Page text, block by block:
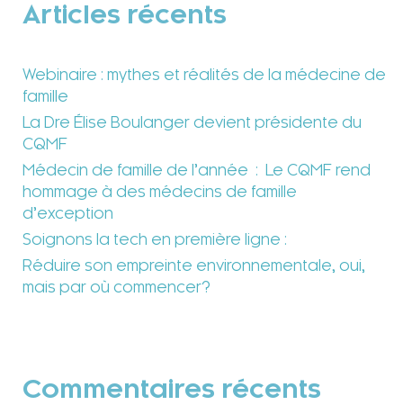
Articles récents
Webinaire : mythes et réalités de la médecine de
famille
La Dre Élise Boulanger devient présidente du
CQMF
Médecin de famille de l’année : Le CQMF rend
hommage à des médecins de famille
d’exception
Soignons la tech en première ligne :
Réduire son empreinte environnementale, oui,
mais par où commencer?
Commentaires récents